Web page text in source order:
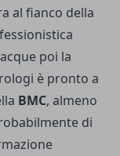
al fianco della
poi la
è pronto a
BMC, almeno
di